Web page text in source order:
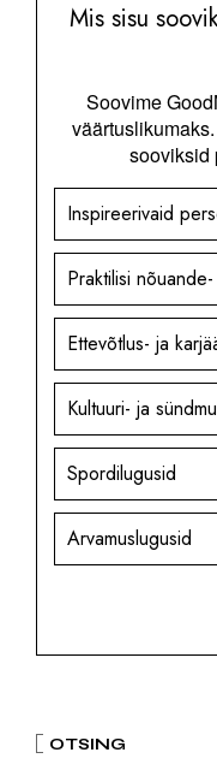
Mis sisu
Soovime
sooviksid
Inspireerivaid
Praktilisi
Ettevõtlus- ja
Kultuuri- ja
Spordilugusid
Arvamuslugusid
OTSING